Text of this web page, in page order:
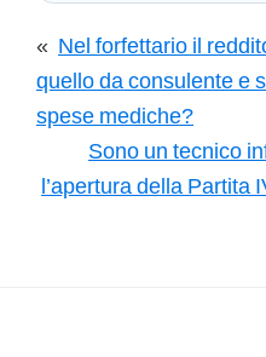
« Nel forfettario il
quello da consulente e
spese mediche?
Sono un tecnico
l’apertura della Partita